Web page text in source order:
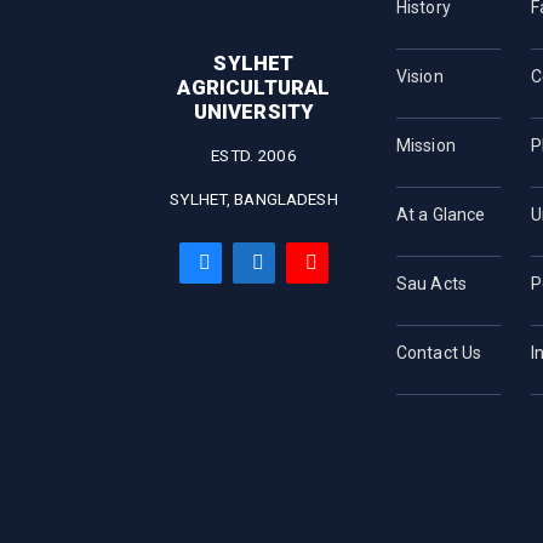
SYLHET
AGRICULTURAL
UNIVERSITY
ESTD. 2006
SYLHET, BANGLADESH
History
Vision
Mission
At a Glance
Sau Acts
Contact Us